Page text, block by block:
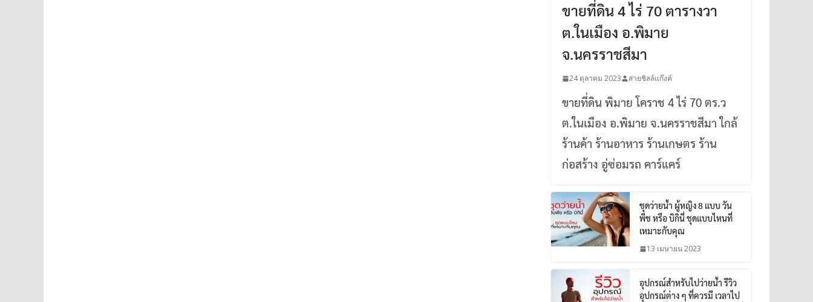
ขายที่ดิน 4 ไร่ 70 ตารางวา
ต.ในเมือง อ.พิมาย
จ.นครราชสีมา
24 ตุลาคม 2023 สายชิลล์แก๊งค์
ขายที่ดิน พิมาย โคราช 4 ไร่ 70 ตร.ว
ต.ในเมือง อ.พิมาย จ.นครราชสีมา ใกล้
ร้านค้า ร้านอาหาร ร้านเกษตร ร้าน
ก่อสร้าง อู่ซ่อมรถ คาร์แคร์
ชุดว่ายน้ำ ผู้หญิง 8 แบบ วัน
พีช หรือ บิกินี่ ชุดแบบไหนที่
เหมาะกับคุณ
13 เมษายน 2023
อุปกรณ์สำหรับไปว่ายน้ำ รีวิว
อุปกรณ์ต่าง ๆ ที่ควรมี เวลาไป